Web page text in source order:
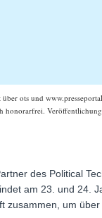
ots und
honorarfrei.
des Political
am 23. und 24.
zusammen, um